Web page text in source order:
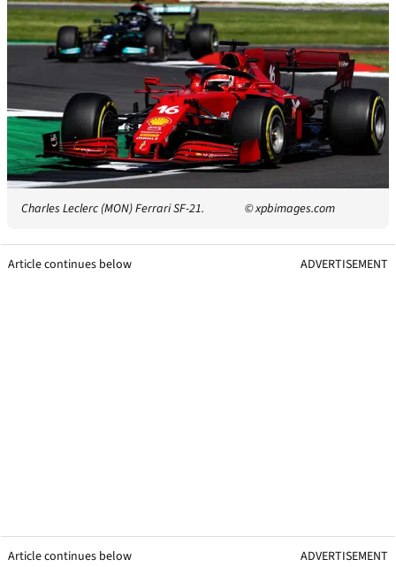
Charles Leclerc (MON) Ferrari SF-21. © xpbimages.com
Article continues below ADVERTISEMENT
Article continues below ADVERTISEMENT